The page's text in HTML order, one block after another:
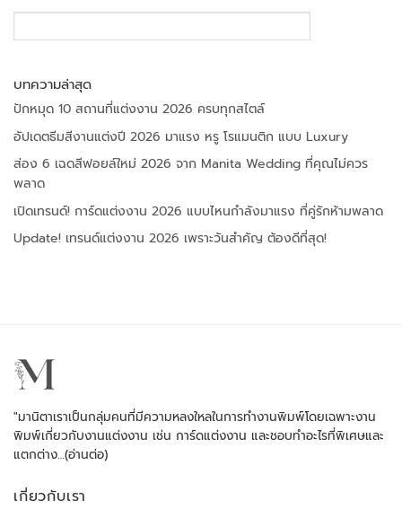
บทความล่าสุด
ปักหมุด 10 สถานที่แต่งงาน 2026 ครบทุกสไตล์
อัปเดตธีมสีงานแต่งปี 2026 มาแรง หรู โรแมนติก แบบ Luxury
ส่อง 6 เฉดสีฟอยล์ใหม่ 2026 จาก Manita Wedding ที่คุณไม่ควร
พลาด
เปิดเทรนด์! การ์ดแต่งงาน 2026 แบบไหนกำลังมาแรง ที่คู่รักห้ามพลาด
Update! เทรนด์แต่งงาน 2026 เพราะวันสำคัญ ต้องดีที่สุด!
"มานิตาเราเป็นกลุ่มคนที่มีความหลงใหลในการทำงานพิมพ์โดยเฉพาะงาน
พิมพ์เกี่ยวกับงานแต่งงาน เช่น การ์ดแต่งงาน และชอบทำอะไรที่พิเศษและ
แตกต่าง…(อ่านต่อ)
เกี่ยวกับเรา